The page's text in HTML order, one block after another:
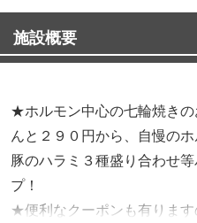
施設概要
★ホルモン中心の七輪焼き
んと２９０円から、自慢の
豚のハラミ３種盛り合わせ
プ！
★便利なクーポンも有りま